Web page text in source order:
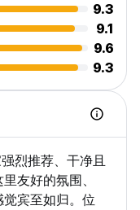
9.3
9.1
9.6
9.3
烈推荐、干净且
友好的氛围、
宾至如归。位